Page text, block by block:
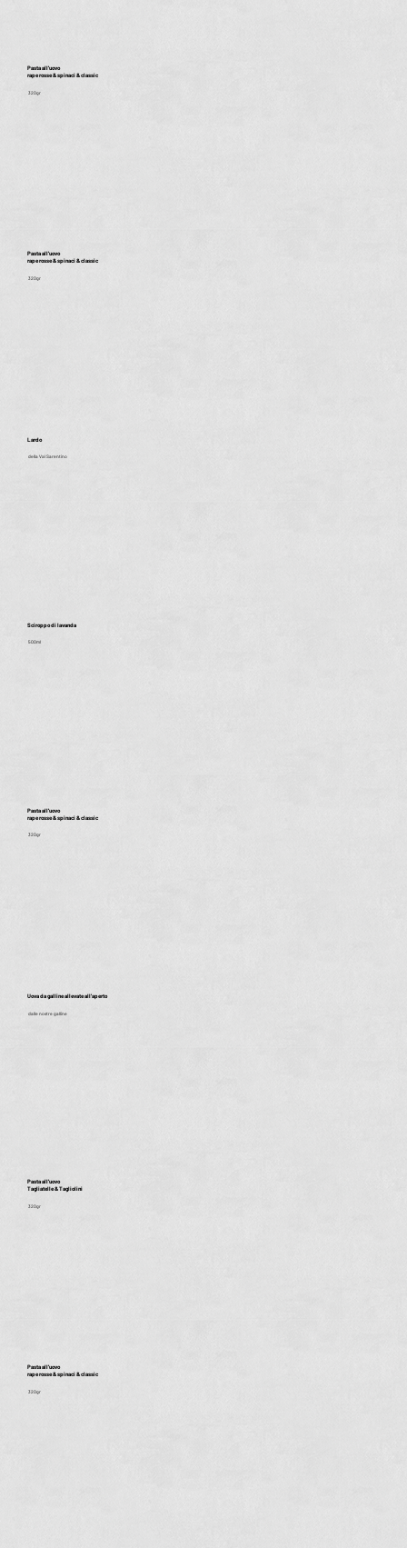
Pasta all'uovo
rape rosse & spinaci & classic
320gr
Pasta all'uovo
rape rosse & spinaci & classic
320gr
Lardo
della Val Sarentino
Sciroppo di lavanda
500ml
Pasta all'uovo
rape rosse & spinaci & classic
320gr
Uova da galline allevate all'aperto
dalle nostre galline
Pasta all'uovo
Tagliatelle & Tagliolini
320gr
Pasta all'uovo
rape rosse & spinaci & classic
320gr